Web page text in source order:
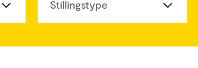
Stillingstype